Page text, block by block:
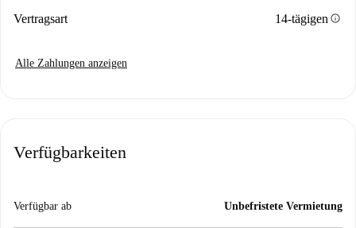
Vertragsart 14-tägigeninfo
Alle Zahlungen anzeigen
Verfügbarkeiten
Verfügbar ab Unbefristete Vermietung